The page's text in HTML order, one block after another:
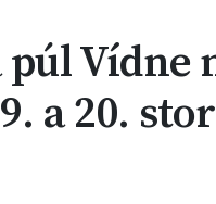
Vídne
a 20.